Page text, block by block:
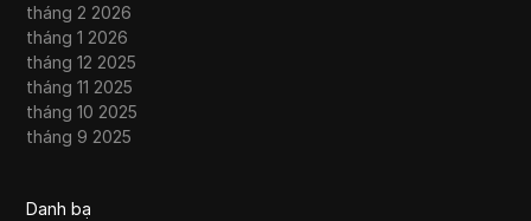
tháng 2 2026
tháng 1 2026
tháng 12 2025
tháng 11 2025
tháng 10 2025
tháng 9 2025
Danh bạ